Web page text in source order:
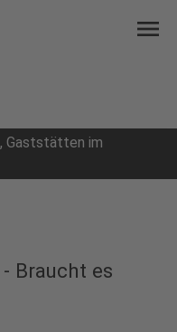
menu
Gaststätten im
Braucht es